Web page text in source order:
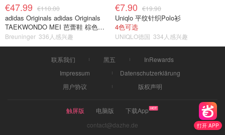
打开 APP
€47.99 €110.00
adidas Originals adidas Originals
TAEKWONDO MEI 芭蕾鞋 棕色米
色
Breuninger 336人感兴趣
€7.90 €19.90
Uniqlo 平纹针织Polo衫
4色可选
UNIQLO德国 334人感兴趣
联系我们 黑五
InRewards
Impressum
Datenschutzerklärung
用户协议
版权声明
触屏版 电脑版
下载App
contact@dazhe.de